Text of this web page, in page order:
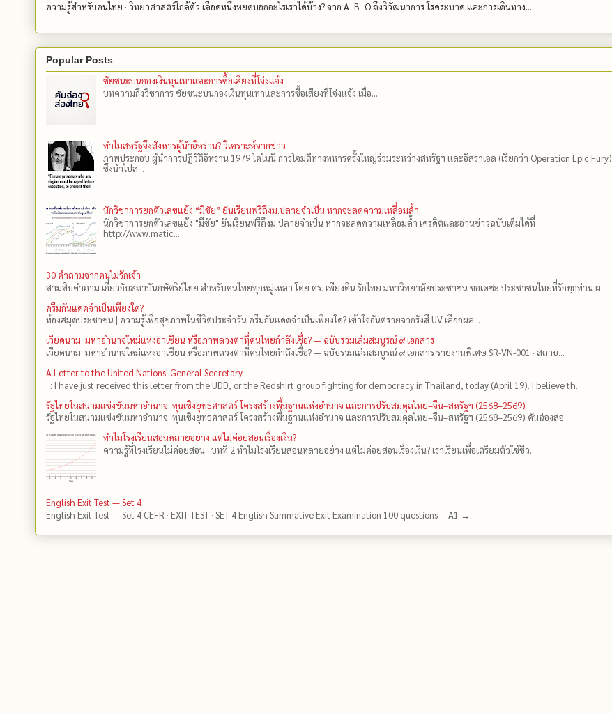
ความรู้สำหรับคนไทย · วิทยาศาสตร์ใกล้ตัว เลือดหนึ่งหยดบอกอะไรเราได้บ้าง? จาก A–B–O ถึงวิวัฒนาการ โรคระบาด และการเดินทาง...
Popular Posts
ชัยชนะบนกองเงินทุนเทาและการซื้อเสียงที่โจ่งแจ้ง
บทความกึ่งวิชาการ ชัยชนะบนกองเงินทุนเทาและการซื้อเสียงที่โจ่งแจ้ง เมื่อ...
ทำไมสหรัฐจึงสังหารผู้นำอิหร่าน? วิเคราะห์จากข่าว
ภาพประกอบ ผู้นำการปฏิวัติอิหร่าน 1979 โคไมนี การโจมตีทางทหารครั้งใหญ่ร่วมระหว่างสหรัฐฯ และอิสราเอล (เรียกว่า Operation Epic Fury)
ซึ่งนำไปส...
นักวิชาการยกตัวเลขแย้ง “มีชัย” ยันเรียนฟรีถึงม.ปลายจำเป็น หากจะลดความเหลื่อมล้ำ
นักวิชาการยกตัวเลขแย้ง "มีชัย" ยันเรียนฟรีถึงม.ปลายจำเป็น หากจะลดความเหลื่อมล้ำ เครดิตและอ่านข่าวฉบับเต็มได้ที่
http://www.matic...
30 คำถามจากคนไม่รักเจ้า
สามสิบคำถาม เกี่ยวกับสถาบันกษัตริย์ไทย สำหรับคนไทยทุกหมู่เหล่า โดย ดร.​ เพียงดิน รักไทย มหาวิทยาลัยประชาชน ขอเดชะ ประชาชนไทยที่รักทุกท่าน ผ...
ครีมกันแดดจำเป็นเพียงใด?
ห้องสมุดประชาชน | ความรู้เพื่อสุขภาพในชีวิตประจำวัน ครีมกันแดดจำเป็นเพียงใด? เข้าใจอันตรายจากรังสี UV เลือกผล...
เวียดนาม: มหาอำนาจใหม่แห่งอาเซียน หรือภาพลวงตาที่คนไทยกำลังเชื่อ? — ฉบับรวมเล่มสมบูรณ์ ๙ เอกสาร
เวียดนาม: มหาอำนาจใหม่แห่งอาเซียน หรือภาพลวงตาที่คนไทยกำลังเชื่อ? — ฉบับรวมเล่มสมบูรณ์ ๙ เอกสาร รายงานพิเศษ SR-VN-001 · สถาบ...
A Letter to the United Nations' General Secretary
: : I have just received this letter from the UDD, or the Redshirt group fighting for democracy in Thailand, today (April 19). I believe th...
รัฐไทยในสนามแข่งขันมหาอำนาจ: ทุนเชิงยุทธศาสตร์ โครงสร้างพื้นฐานแห่งอำนาจ และการปรับสมดุลไทย–จีน–สหรัฐฯ (2568–2569)
รัฐไทยในสนามแข่งขันมหาอำนาจ: ทุนเชิงยุทธศาสตร์ โครงสร้างพื้นฐานแห่งอำนาจ และการปรับสมดุลไทย–จีน–สหรัฐฯ (2568–2569) คันฉ่องส่อ...
ทำไมโรงเรียนสอนหลายอย่าง แต่ไม่ค่อยสอนเรื่องเงิน?
ความรู้ที่โรงเรียนไม่ค่อยสอน · บทที่ 2 ทำไมโรงเรียนสอนหลายอย่าง แต่ไม่ค่อยสอนเรื่องเงิน? เราเรียนเพื่อเตรียมตัวใช้ชีว...
English Exit Test — Set 4
English Exit Test — Set 4 CEFR · EXIT TEST · SET 4 English Summative Exit Examination 100 questions · A1 →...